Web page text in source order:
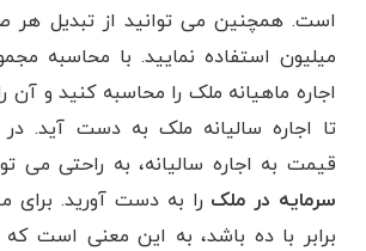
است. همچنین می توانید از تبدیل هر
میلیون استفاده نمایید. با محاسبه
تا اجاره سالیانه ملک به دست آید. در
قیمت به اجاره سالیانه، به راحتی می
سرمایه در ملک را به دست آورید. برای
برابر با ده باشد، به این معنی است